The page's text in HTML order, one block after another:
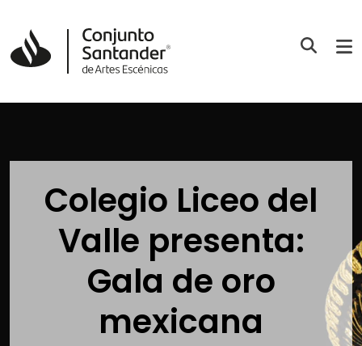
Colegio Liceo del
Valle presenta:
Gala de oro
mexicana